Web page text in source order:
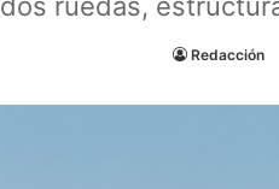
Redacción